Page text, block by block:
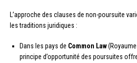
L’approche des clauses de non-poursuite
les traditions juridiques :
Dans les pays de Common Law
principe d’opportunité des poursuites